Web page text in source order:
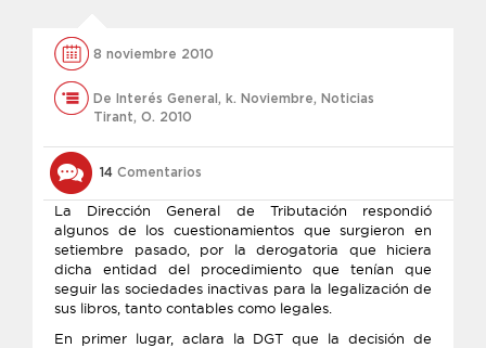
8 noviembre 2010
De Interés General , k. Noviembre, Noticias
Tirant, O. 2010
14 Comentarios
La Dirección General de Tributación respondió
algunos de los cuestionamientos que surgieron en
setiembre pasado, por la derogatoria que hiciera
dicha entidad del procedimiento que tenían que
seguir las sociedades inactivas para la legalización de
sus libros, tanto contables como legales.
En primer lugar, aclara la DGT que la decisión de